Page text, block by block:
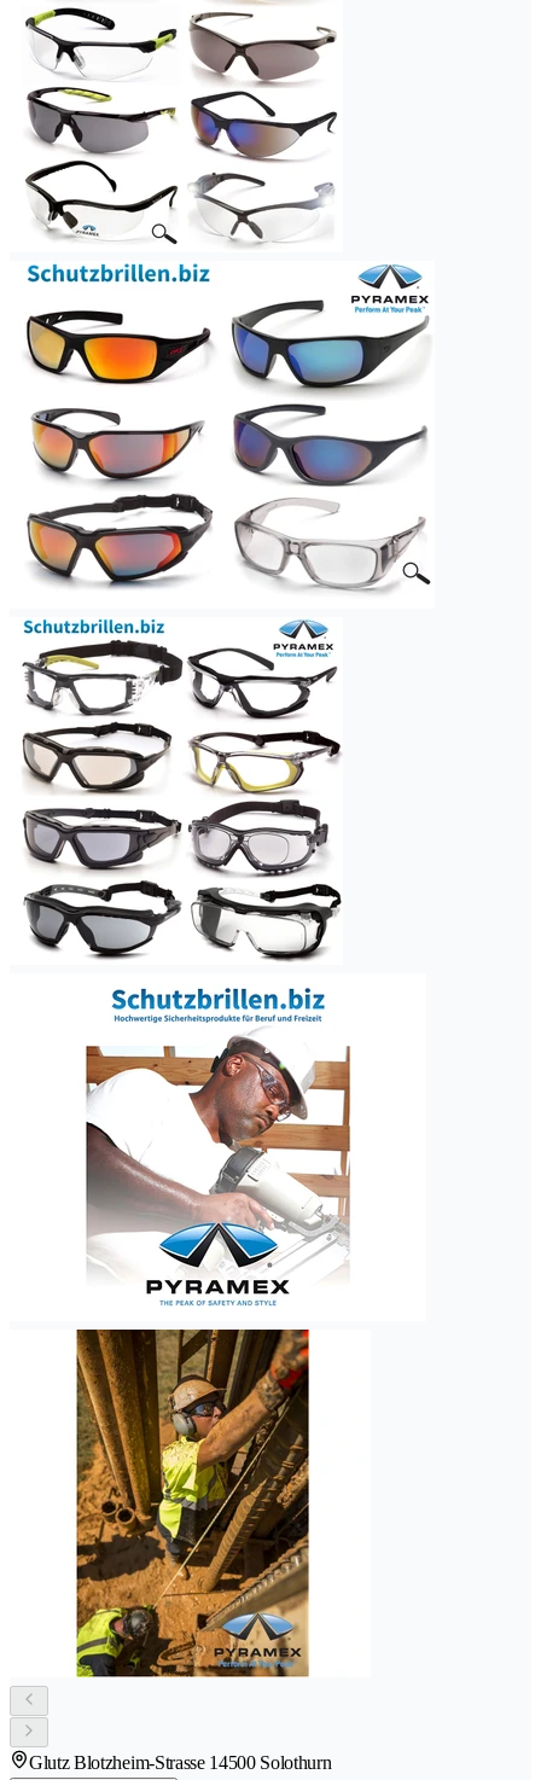
Glutz Blotzheim-Strasse 14500 Solothurn